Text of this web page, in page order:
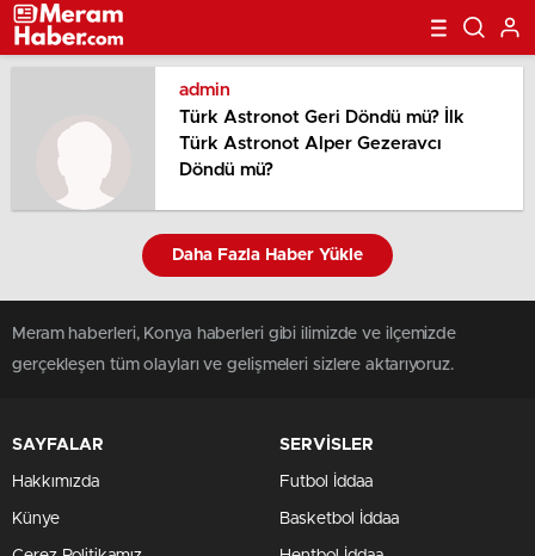
admin
Türk Astronot Geri Döndü mü? İlk
Türk Astronot Alper Gezeravcı
Döndü mü?
Daha Fazla Haber Yükle
Meram haberleri, Konya haberleri gibi ilimizde ve ilçemizde
gerçekleşen tüm olayları ve gelişmeleri sizlere aktarıyoruz.
SAYFALAR
Hakkımızda
Künye
SERVİSLER
Futbol İddaa
Basketbol İddaa